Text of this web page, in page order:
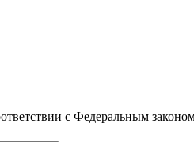
с Федеральным